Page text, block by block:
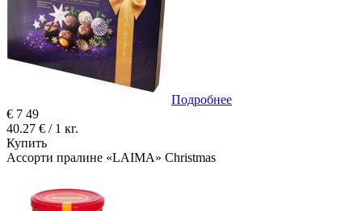
Подробнее
€ 7 49
40.27 € / 1 кг.
Купить
Ассорти пралине «LAIMA» Christmas